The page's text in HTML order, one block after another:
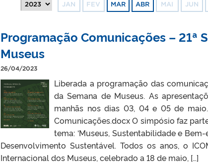
JAN FEV MAR ABR MAI JUN
Programação Comunicações – 21ª
Museus
26/04/2023
Liberada a programação das
da Semana de Museus. As
manhãs nos dias 03, 04 e 05 de
Comunicações.docx O simpósio faz
tema: ‘Museus, Sustentabilidade e
Desenvolvimento Sustentável. Todos os anos, o
Internacional dos Museus, celebrado a 18 de maio, […]